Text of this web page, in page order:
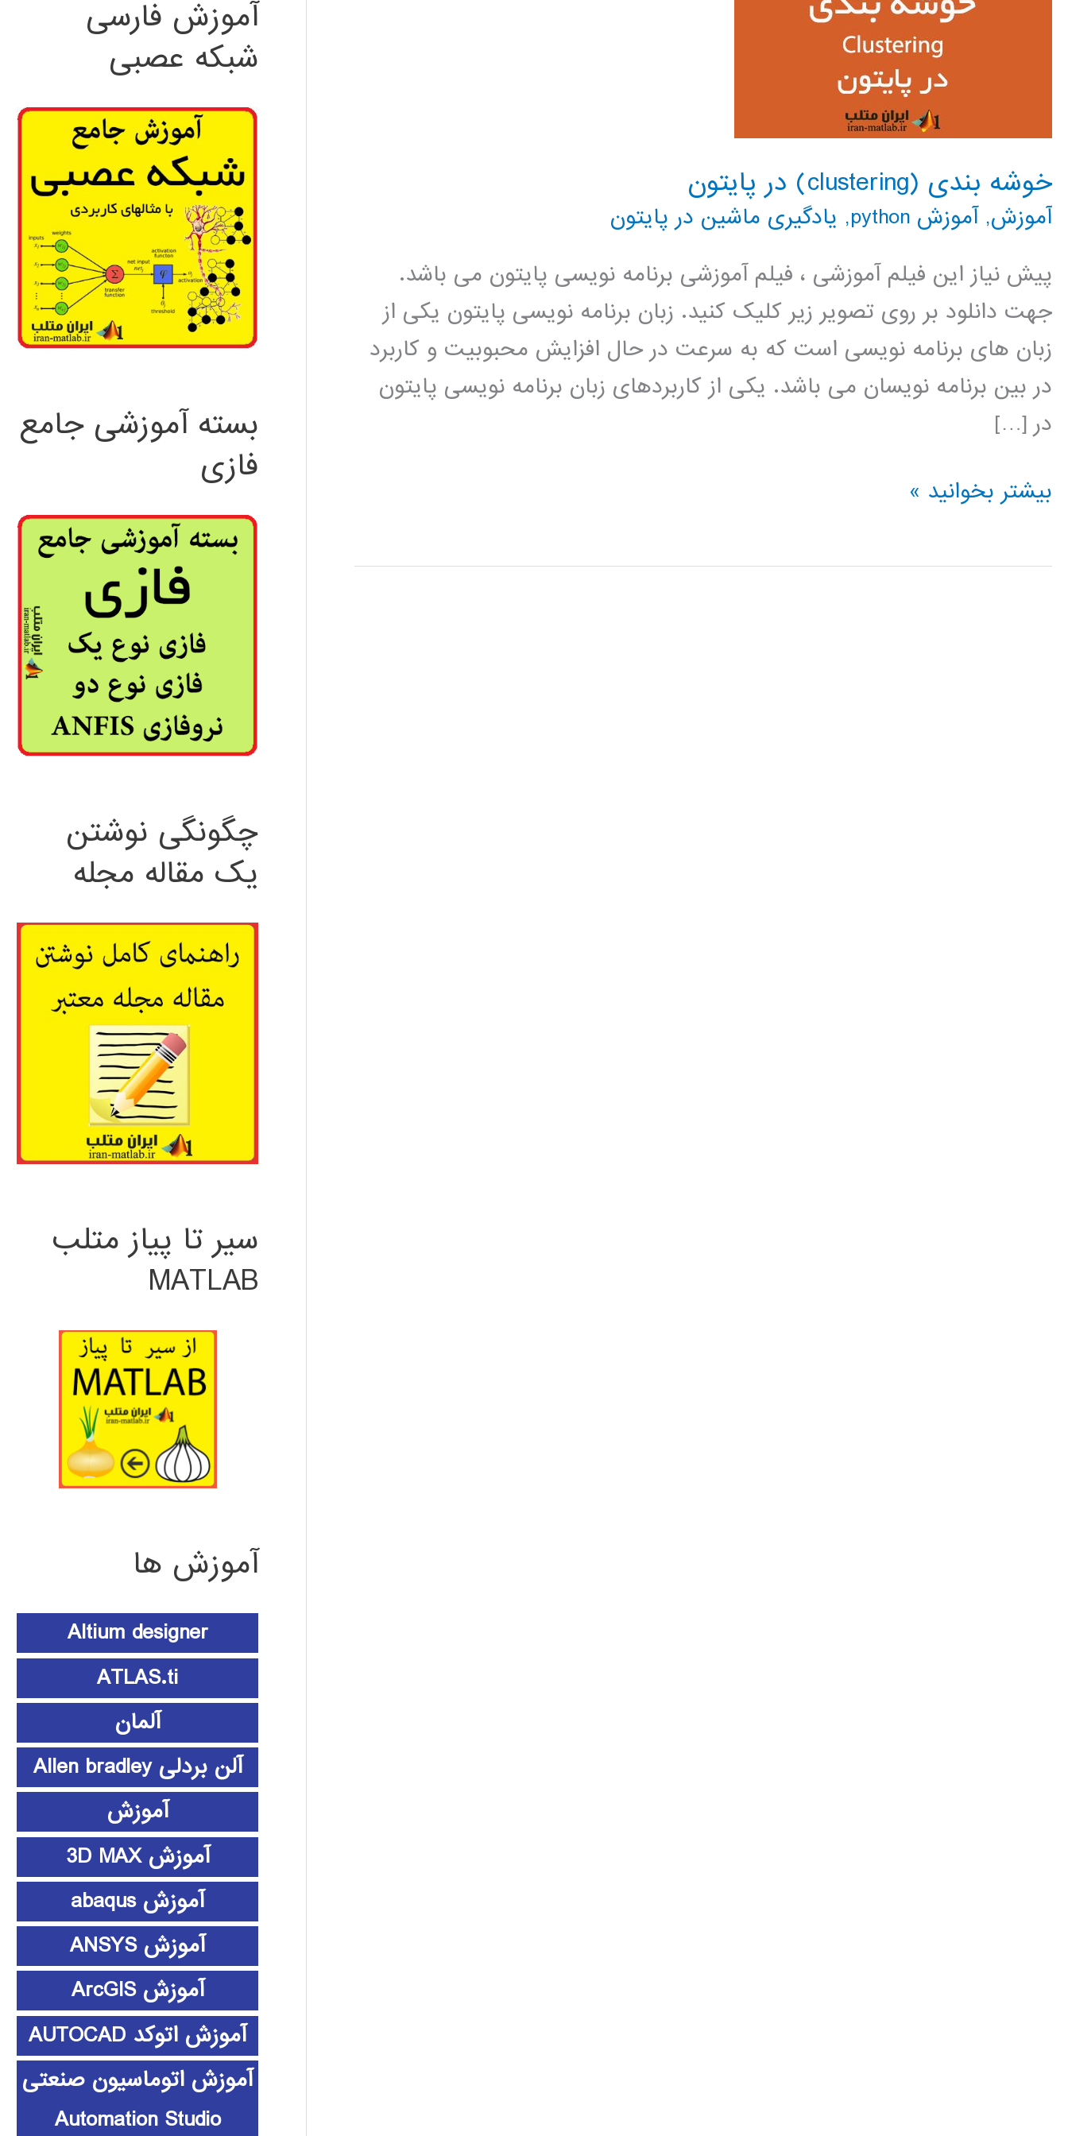
خوشه بندی (clustering) در پایتون
آموزش,آموزش python , یادگیری ماشین در پایتون
پیش نیاز این فیلم آموزشی ، فیلم آموزشی برنامه نویسی پایتون می باشد.
جهت دانلود بر روی تصویر زیر کلیک کنید. زبان برنامه نویسی پایتون یکی از
زبان های برنامه نویسی است که به سرعت در حال افزایش محبوبیت و کاربرد
در بین برنامه نویسان می باشد. یکی از کاربردهای زبان برنامه نویسی پایتون
در […]
خوشه
(clustering)
بیشتر بخوانید »
آموزش فارسی
شبکه عصبی
بسته آموزشی جامع
فازی
چگونگی نوشتن
یک مقاله مجله
سیر تا پیاز متلب
MATLAB
آموزش ها
Altium designer
ATLAS.ti
آلمان
آلن بردلی Allen bradley
آموزش
آموزش 3D MAX
آموزش abaqus
آموزش ANSYS
آموزش ArcGIS
آموزش اتوکد AUTOCAD
آموزش اتوماسیون صنعتی
Automation Studio